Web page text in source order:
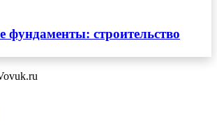
фундаменты: строительство